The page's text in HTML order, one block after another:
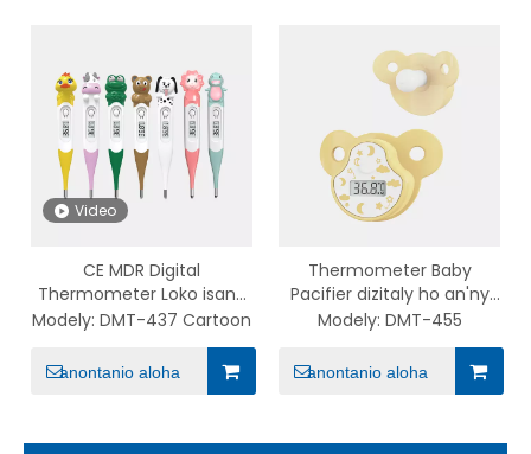
Video
CE MDR Digital
Thermometer Loko isan-
karazany tsy tantera-
drano Baby Flexible Tip
Thermometer miaraka
amin'ny satroka azo
Modely: DMT-437 Cartoon
anontanio aloha
Thermometer Baby
Pacifier dizitaly ho an'ny
zaza vao teraka
Fanamarinana ny
Thermometer zazakely
Modely: DMT-455
anontanio aloha